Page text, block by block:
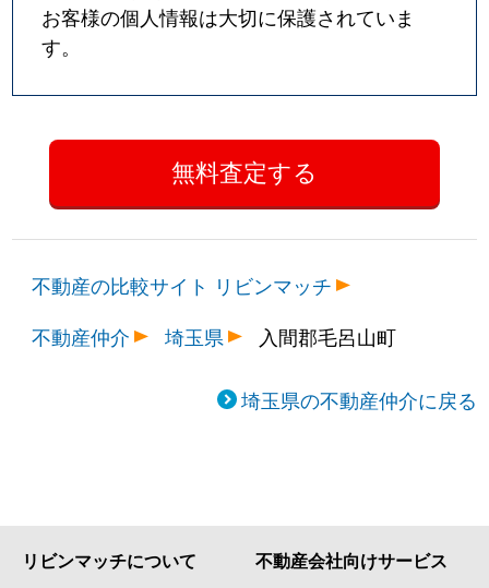
お客様の個人情報は大切に保護されていま
す。
不動産の比較サイト リビンマッチ
不動産仲介
埼玉県 入間郡毛呂山町
埼玉県の不動産仲介に戻る
リビンマッチについて 不動産会社向けサービス